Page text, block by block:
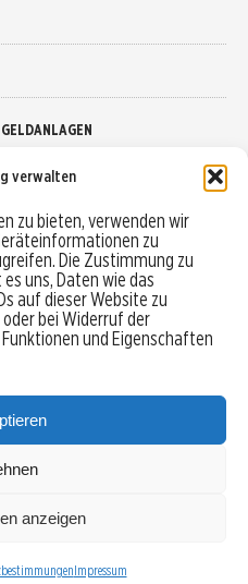
verwalten
zu bieten, verwenden wir
zu
Die Zustimmung zu
uns, Daten wie das
auf dieser Website zu
bei Widerruf der
und Eigenschaften
anzeigen
Impressum